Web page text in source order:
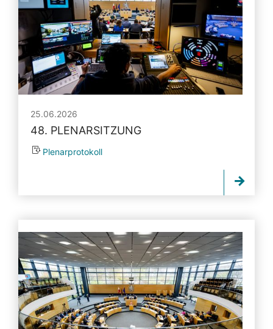
25.06.2026
48. PLENARSITZUNG
Plenarprotokoll